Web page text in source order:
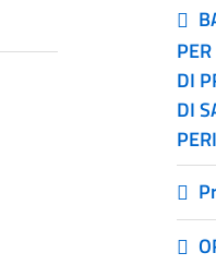
DI
DI